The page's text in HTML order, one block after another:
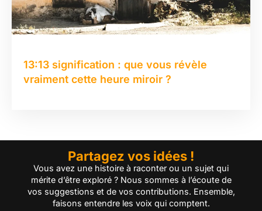
13:13 signification : que vous révèle
vraiment cette heure miroir ?
Partagez vos idées !
Vous avez une histoire à raconter ou un sujet qui
mérite d’être exploré ? Nous sommes à l’écoute de
vos suggestions et de vos contributions. Ensemble,
faisons entendre les voix qui comptent.